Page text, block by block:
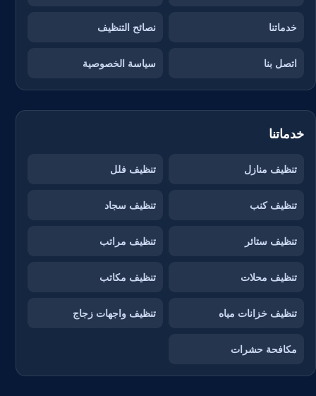
خدماتنا نصائح التنظيف
اتصل بنا سياسة الخصوصية
خدماتنا
تنظيف منازل تنظيف فلل
تنظيف كنب تنظيف سجاد
تنظيف ستائر تنظيف مراتب
تنظيف محلات تنظيف مكاتب
تنظيف خزانات مياه تنظيف واجهات زجاج
مكافحة حشرات